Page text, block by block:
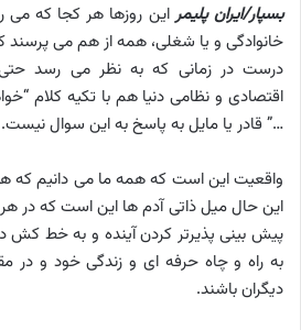
بسپار/ایران پلیمراین روزها هر کجا که می
خانوادگی و یا شغلی، همه از هم می
درست در زمانی که به نظر می رسد
اقتصادی و نظامی دنیا هم با تکیه کلام
…” قادر یا مایل به پاسخ به این سوال نیست.
واقعیت این است که همه ما می دانیم که
این حال میل ذاتی آدم ها این است که در
پیش بینی پذیرتر کردن آینده و به خط کش
به راه و چاه حرفه ای و زندگی خود و در
دیگران باشند.